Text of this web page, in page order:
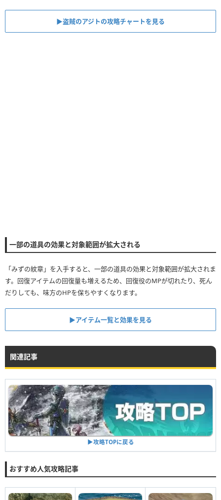
▶︎盗賊のアジトの攻略チャートを見る
一部の道具の効果と対象範囲が拡大される
「みずの紋章」を入手すると、一部の道具の効果と対象範囲が拡大されま
す。回復アイテムの回復量も増えるため、回復役のMPが切れたり、死ん
だりしても、味方のHPを保ちやすくなります。
▶︎アイテム一覧と効果を見る
関連記事
▶︎攻略TOPに戻る
おすすめ人気攻略記事